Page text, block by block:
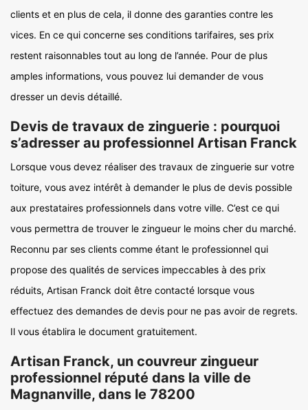
clients et en plus de cela, il donne des garanties contre les
vices. En ce qui concerne ses conditions tarifaires, ses prix
restent raisonnables tout au long de l’année. Pour de plus
amples informations, vous pouvez lui demander de vous
dresser un devis détaillé.
Devis de travaux de zinguerie : pourquoi
s’adresser au professionnel Artisan Franck
Lorsque vous devez réaliser des travaux de zinguerie sur votre
toiture, vous avez intérêt à demander le plus de devis possible
aux prestataires professionnels dans votre ville. C’est ce qui
vous permettra de trouver le zingueur le moins cher du marché.
Reconnu par ses clients comme étant le professionnel qui
propose des qualités de services impeccables à des prix
réduits, Artisan Franck doit être contacté lorsque vous
effectuez des demandes de devis pour ne pas avoir de regrets.
Il vous établira le document gratuitement.
Artisan Franck, un couvreur zingueur
professionnel réputé dans la ville de
Magnanville, dans le 78200